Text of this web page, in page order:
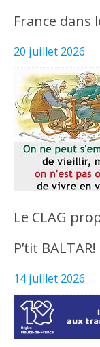
France dans
20 juillet 2026
Le CLAG
P’tit BALTAR!
14 juillet 2026